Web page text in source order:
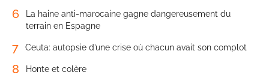
6
La haine anti-marocaine gagne dangereusement du
terrain en Espagne
7 Ceuta: autopsie d’une crise où chacun avait son complot
8 Honte et colère